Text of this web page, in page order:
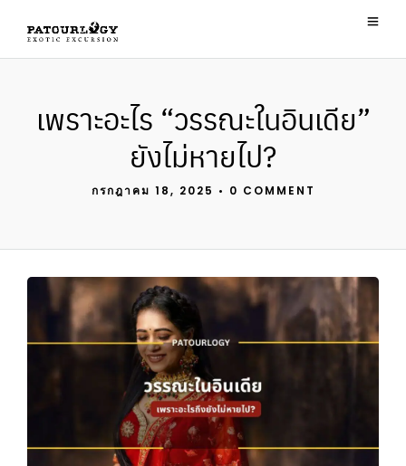
เพราะอะไร “วรรณะในอินเดีย”
ยังไม่หายไป?
กรกฎาคม 18, 2025 • 0 COMMENT